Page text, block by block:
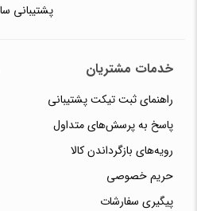
پشتیبانی
خدمات مشتریان
راهنمای ثبت تیکت پشتیبانی
پاسخ به پرسش‌های متداول
رویه‌های بازگرداندن کالا
حریم خصوصی
پیگیری سفارشات